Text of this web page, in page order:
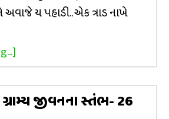
અવાજે ય પહાડી.. એક ત્રાડ નાખે
જીવનના સ્તંભ- 26